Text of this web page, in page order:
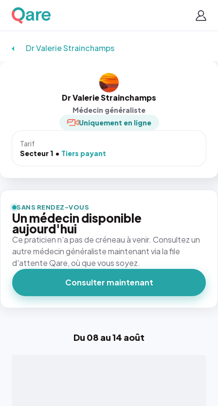
Dr Valerie Strainchamps
Dr Valerie Strainchamps
Médecin généraliste
Uniquement en ligne
Tarif
Secteur 1
Tiers payant
Du 08 au 14 août
SANS RENDEZ-VOUS
Un médecin disponible
aujourd'hui
Ce praticien n'a pas de créneau à venir. Consultez un
autre médecin généraliste maintenant via la file
d'attente Qare, où que vous soyez.
Consulter maintenant